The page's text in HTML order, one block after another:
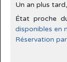
Un an plus
État proche
disponibles en
Réservation